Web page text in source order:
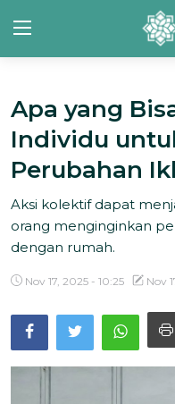
Contact
Tentang Kami
Team Kami
Galeri
Sorotan Berita
Apa yang
Individu
Perubahan
Aksi kolektif dapat
orang menginginkan
dengan rumah.
Nov 17, 2025 - 10:25 Nov